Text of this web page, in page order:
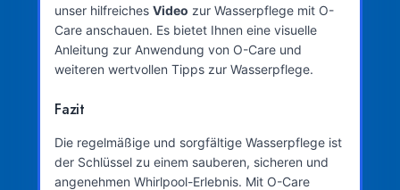
unser hilfreichesVideo zur Wasserpflege mit O-
Care anschauen. Es bietet Ihnen eine visuelle
Anleitung zur Anwendung von O-Care und
weiteren wertvollen Tipps zur Wasserpflege.
Fazit
Die regelmäßige und sorgfältige Wasserpflege ist
der Schlüssel zu einem sauberen, sicheren und
angenehmen Whirlpool-Erlebnis. Mit O-Care